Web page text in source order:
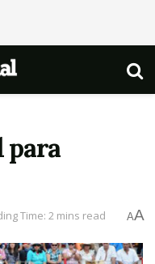
para
Time: 2 mins read AA